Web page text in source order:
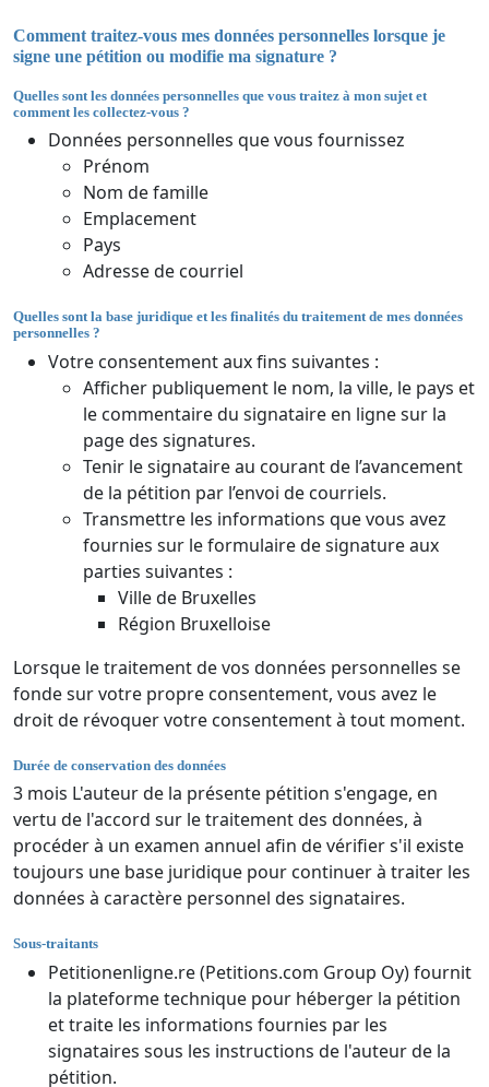
Comment traitez-vous mes données personnelles lorsque je
signe une pétition ou modifie ma signature ?
Quelles sont les données personnelles que vous traitez à mon sujet et
comment les collectez-vous ?
Données personnelles que vous fournissez
Prénom
Nom de famille
Emplacement
Pays
Adresse de courriel
Quelles sont la base juridique et les finalités du traitement de mes données
personnelles ?
Votre consentement aux fins suivantes :
Afficher publiquement le nom, la ville, le pays et
le commentaire du signataire en ligne sur la
page des signatures.
Tenir le signataire au courant de l’avancement
de la pétition par l’envoi de courriels.
Transmettre les informations que vous avez
fournies sur le formulaire de signature aux
parties suivantes :
Ville de Bruxelles
Région Bruxelloise
Lorsque le traitement de vos données personnelles se
fonde sur votre propre consentement, vous avez le
droit de révoquer votre consentement à tout moment.
Durée de conservation des données
3 mois L'auteur de la présente pétition s'engage, en
vertu de l'accord sur le traitement des données, à
procéder à un examen annuel afin de vérifier s'il existe
toujours une base juridique pour continuer à traiter les
données à caractère personnel des signataires.
Sous-traitants
Petitionenligne.re (Petitions.com Group Oy) fournit
la plateforme technique pour héberger la pétition
et traite les informations fournies par les
signataires sous les instructions de l'auteur de la
pétition.